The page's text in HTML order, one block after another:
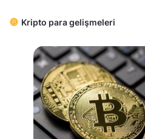
Kripto para gelişmeleri